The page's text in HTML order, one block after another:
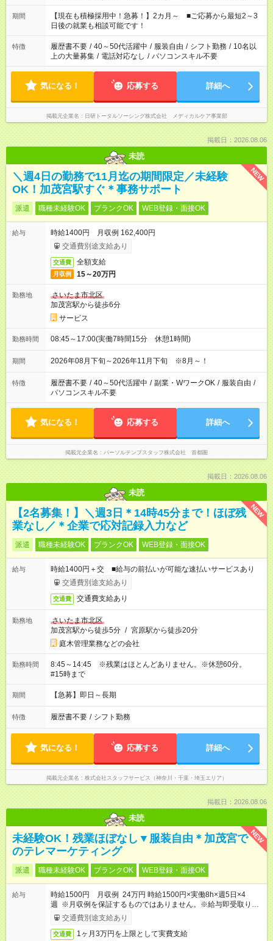
い」 「余裕を持って夕飯の準備がしたい」 「できれば残業はし
たくない」 など、ご希望を教えてくださいね。 ※Wワーク希望
の方へ 今ご覧のお仕事で希望する勤務時間と、もう1つのお仕事
の勤務時間。 合計で週40時間を超える場合は応募できません。
期間
【現在も積極採用中！急募！】2カ月～ ■ご応募から最短2～3
日後の就業も相談可能です！
特徴 履歴書不要 / 40～50代活躍中 / 服装自由 / シフト勤務 / 10名以
上の大量募集 / 電話対応なし / パソコンスキル不要
気になる！ 応募する 詳細へ
掲載元企業名 日研トータルソーシング株式会社 メディカルケア事業部
掲載日：2026.08.06
未読
NEW
＼週4日の勤務で11月迄の期間限定／未経験
OK！加茂宮駅すぐ＊事務サポート
派遣 職種未経験OK ブランクOK WEB登録・面接OK
給与
時給1400円 月収例 162,400円
交通費別途支給あり
交通費 全額支給
月収例 15～20万円
勤務地
さいたま市北区
加茂宮駅から徒歩6分
サービス
勤務時間 08:45～17:00(実働7時間15分 休憩1時間)
期間 2026年08月下旬～2026年11月下旬 ※8月～！
特徴 履歴書不要 / 40～50代活躍中 / 副業・WワークOK / 服装自由 /
パソコンスキル不要
気になる！ 応募する 詳細へ
掲載元企業名 パーソルテンプスタッフ株式会社 首都圏
掲載日：2026.08.06
未読
NEW
【2名募集！】＼週3日＊14時45分まで！ほぼ残
業なし／＊企業で応対記録入力など
派遣 職種未経験OK ブランクOK WEB登録・面接OK
給与
時給1400円＋交 ■給与の前払いが可能な速払いサービスあり
交通費別途支給あり
交通費 交通費支給あり
勤務地
さいたま市北区
加茂宮駅から徒歩5分 / 宮原駅から徒歩20分
庭木管理業務などの会社
勤務時間
8:45～14:45 ※残業はほとんどありません。※休憩60分。
#15時まで
期間 【急募】即日～長期
特徴 履歴書不要 / シフト勤務
気になる！ 応募する 詳細へ
掲載元企業名 株式会社スタッフサービス（神奈川・千葉・埼玉エリア）
掲載日：2026.08.06
未読
NEW
未経験OK！残業ほぼなし▼服装自由＊加茂宮で
のテレマーケティング
派遣 職種未経験OK ブランクOK WEB登録・面接OK
給与
時給1500円 月収例 24万円 時給1500円×実働8h×週5日×4
週 ※月収例を保証するものではありません。※給与即受取りサ
ービス利用可（利用条件有）
交通費別途支給あり
交通費 1ヶ月3万円を上限として実費支給